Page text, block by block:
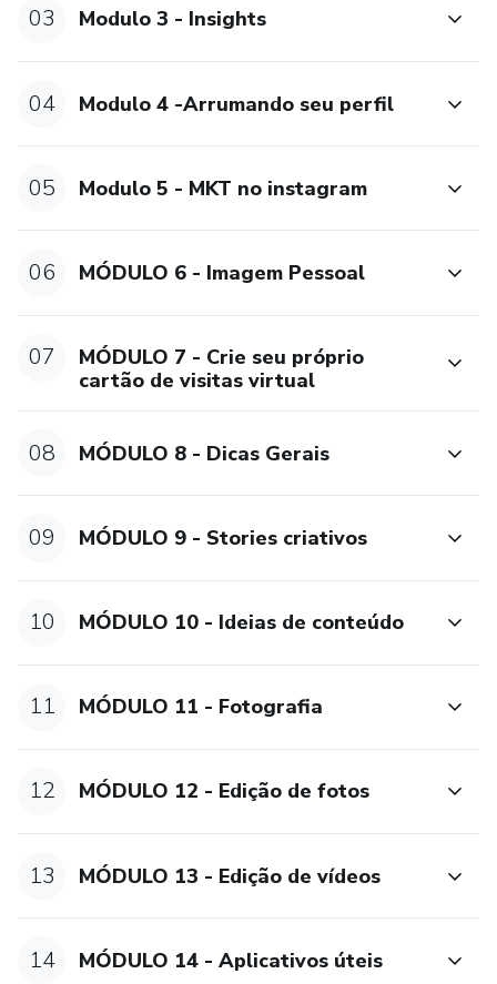
03 Modulo 3 - Insights
04 Modulo 4 -Arrumando seu perfil
05 Modulo 5 - MKT no instagram
06 MÓDULO 6 - Imagem Pessoal
07
MÓDULO 7 - Crie seu próprio
cartão de visitas virtual
08 MÓDULO 8 - Dicas Gerais
09 MÓDULO 9 - Stories criativos
10 MÓDULO 10 - Ideias de conteúdo
11 MÓDULO 11 - Fotografia
12 MÓDULO 12 - Edição de fotos
13 MÓDULO 13 - Edição de vídeos
14 MÓDULO 14 - Aplicativos úteis